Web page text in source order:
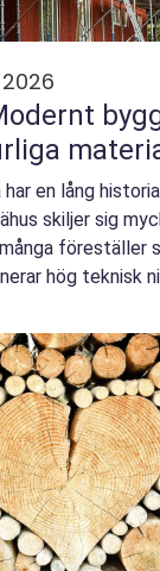
en lång
skiljer sig
föreställer
hög teknisk